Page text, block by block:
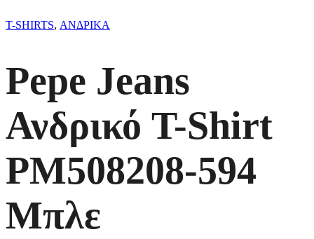
T-SHIRTS, ΑΝΔΡΙΚΑ
Pepe Jeans
Ανδρικό T-Shirt
PM508208-594
Μπλε